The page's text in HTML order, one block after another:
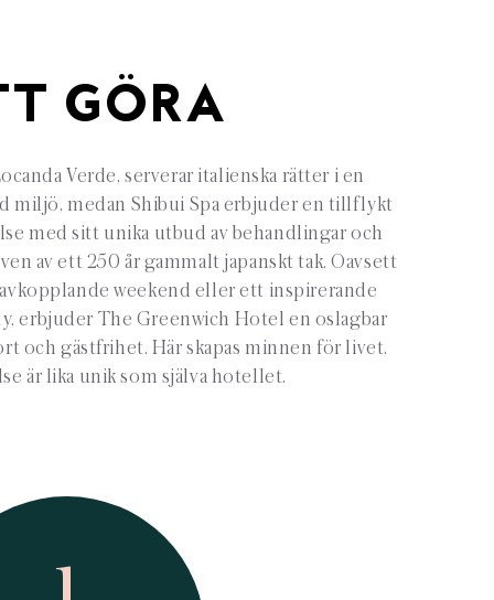
GÖRA
Verde, serverar italienska rätter i en
miljö, medan Shibui Spa erbjuder en tillflykt
med sitt unika utbud av behandlingar och
av ett 250 år gammalt japanskt tak. Oavsett
weekend eller ett inspirerande
erbjuder The Greenwich Hotel en oslagbar
och gästfrihet. Här skapas minnen för livet,
är lika unik som själva hotellet.